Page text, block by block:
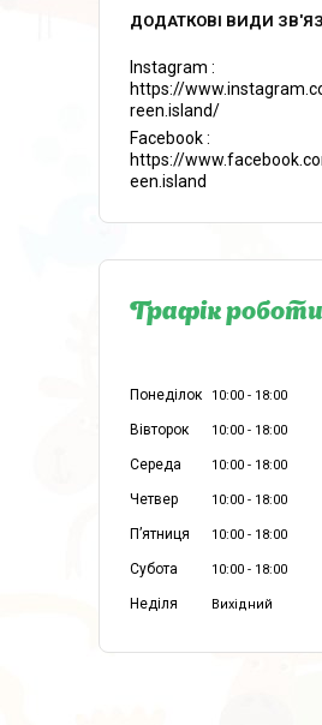
Instagram
https://
reen.island/
Facebook
https://
een.island
Графік роботи
Понеділок 10:00 18:00
Вівторок 10:00 18:00
Середа 10:00 18:00
Четвер 10:00 18:00
Пʼятниця 10:00 18:00
Субота 10:00 18:00
Неділя Вихідний